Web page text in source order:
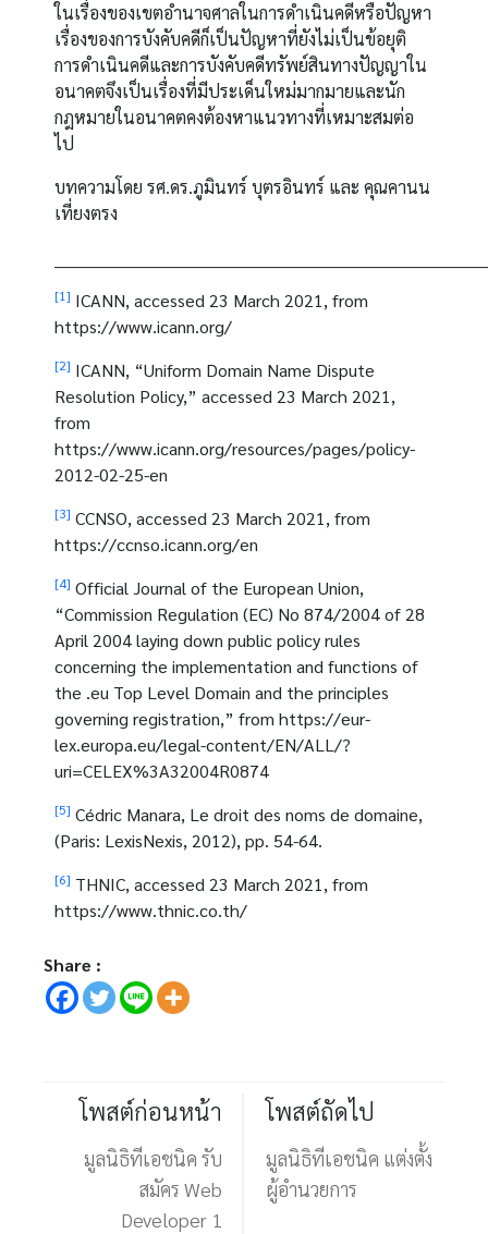
ในเรื่องของเขตอำนาจศาลในการดำเนินคดีหรือปัญหา
เรื่องของการบังคับคดีก็เป็นปัญหาที่ยังไม่เป็นข้อยุติ
การดำเนินคดีและการบังคับคดีทรัพย์สินทางปัญญาใน
อนาคตจึงเป็นเรื่องที่มีประเด็นใหม่มากมายและนัก
กฎหมายในอนาคตคงต้องหาแนวทางที่เหมาะสมต่อ
ไป
บทความโดย รศ.ดร.ภูมินทร์ บุตรอินทร์ และ คุณคานน
เที่ยงตรง
[1] ICANN, accessed 23 March 2021, from
https://www.icann.org/
[2] ICANN, “Uniform Domain Name Dispute
Resolution Policy,” accessed 23 March 2021,
from
https://www.icann.org/resources/pages/policy-
2012-02-25-en
[3] CCNSO, accessed 23 March 2021, from
https://ccnso.icann.org/en
[4] Official Journal of the European Union,
“Commission Regulation (EC) No 874/2004 of 28
April 2004 laying down public policy rules
concerning the implementation and functions of
the .eu Top Level Domain and the principles
governing registration,” from https://eur-
lex.europa.eu/legal-content/EN/ALL/?
uri=CELEX%3A32004R0874
[5] Cédric Manara, Le droit des noms de domaine,
(Paris: LexisNexis, 2012), pp. 54-64.
[6] THNIC, accessed 23 March 2021, from
https://www.thnic.co.th/
Share :
โพสต์ก่อนหน้า
มูลนิธิทีเอชนิค รับ
สมัคร Web
Developer 1
โพสต์ถัดไป
มูลนิธิทีเอชนิค แต่งตั้ง
ผู้อำนวยการ